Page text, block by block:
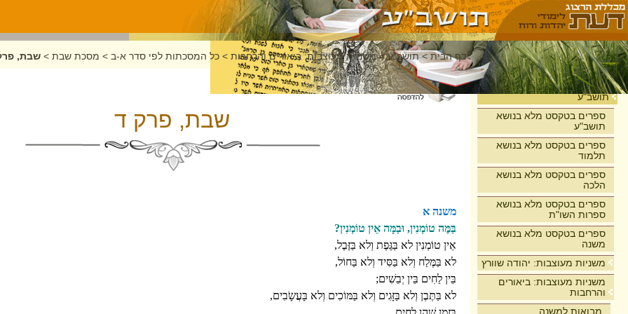
בית
תושב"ע
ספרים בטקסט מלא בנושא
תושב"ע
ספרים בטקסט מלא בנושא
תלמוד
ספרים בטקסט מלא בנושא
הלכה
ספרים בטקסט מלא בנושא
ספרות השו"ת
ספרים בטקסט מלא בנושא
משנה
משניות מעוצבות: יהודה שוורץ
משניות מעוצבות: ביאורים
והרחבות
מבואות למשנה
דף הבית >תושב"ע >משניות מעוצבות: ביאורים והרחבות > כל המסכתות לפי סדר א-ב > מסכת שבת > שבת,
שבת, פרק ד
משנה א
בַּמֶּה טוֹמְנִין, וּבַמָּה אֵין טוֹמְנִין?
אֵין טוֹמְנִין לא בַּגֶּפֶת וְלא בַּזֶּבֶל,
לא בַּמֶּלַח וְלא בַּסִּיד וְלא בַּחוֹל,
בֵּין לַחִים בֵּין יְבֵשִׁים;
לא בַּתֶּבֶן וְלא בַּזָּגִים וְלא בַּמּוֹכִים וְלא בָּעֲשָֹבִים,